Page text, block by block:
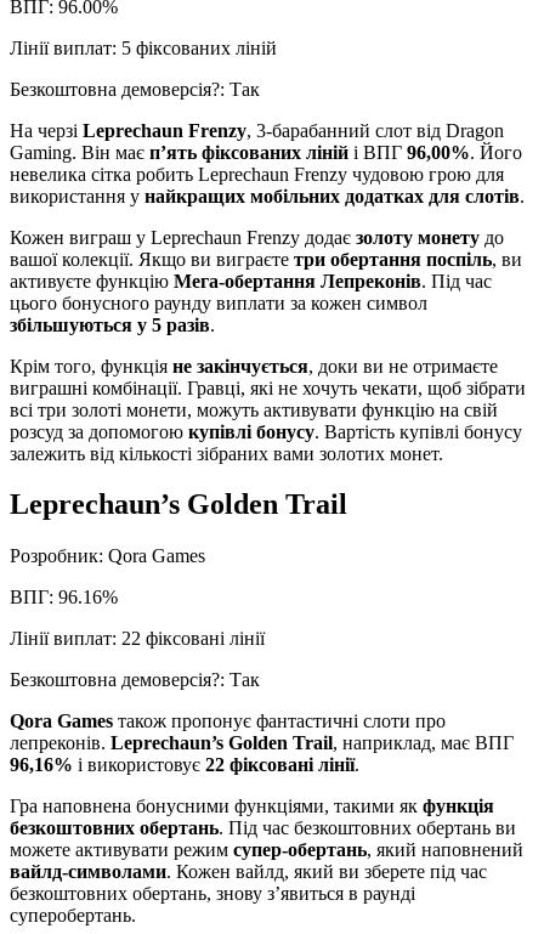
ВПГ: 96.00%
Лінії виплат: 5 фіксованих ліній
Безкоштовна демоверсія?: Так
На черзі Leprechaun Frenzy, 3-барабанний слот від Dragon
Gaming. Він має п’ять фіксованих ліній і ВПГ 96,00%. Його
невелика сітка робить Leprechaun Frenzy чудовою грою для
використання у найкращих мобільних додатках для слотів.
Кожен виграш у Leprechaun Frenzy додає золоту монету до
вашої колекції. Якщо ви виграєте три обертання поспіль, ви
активуєте функцію Мега-обертання Лепреконів. Під час
цього бонусного раунду виплати за кожен символ
збільшуються у 5 разів.
Крім того, функція не закінчується, доки ви не отримаєте
виграшні комбінації. Гравці, які не хочуть чекати, щоб зібрати
всі три золоті монети, можуть активувати функцію на свій
розсуд за допомогою купівлі бонусу. Вартість купівлі бонусу
залежить від кількості зібраних вами золотих монет.
Leprechaun’s Golden Trail
Розробник: Qora Games
ВПГ: 96.16%
Лінії виплат: 22 фіксовані лінії
Безкоштовна демоверсія?: Так
Qora Games також пропонує фантастичні слоти про
лепреконів. Leprechaun’s Golden Trail, наприклад, має ВПГ
96,16% і використовує 22 фіксовані лінії.
Гра наповнена бонусними функціями, такими як функція
безкоштовних обертань. Під час безкоштовних обертань ви
можете активувати режим супер-обертань, який наповнений
вайлд-символами. Кожен вайлд, який ви зберете під час
безкоштовних обертань, знову з’явиться в раунді
суперобертань.